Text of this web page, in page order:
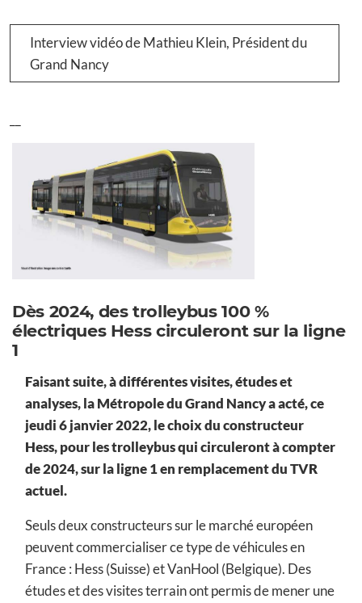
Interview vidéo de Mathieu Klein, Président du
Grand Nancy
Dès 2024, des trolleybus 100 %
électriques Hess circuleront sur la ligne
1
Faisant suite, à différentes visites, études et
analyses, la Métropole du Grand Nancy a acté, ce
jeudi 6 janvier 2022, le choix du constructeur
Hess, pour les trolleybus qui circuleront à compter
de 2024, sur la ligne 1 en remplacement du TVR
actuel.
Seuls deux constructeurs sur le marché européen
peuvent commercialiser ce type de véhicules en
France : Hess (Suisse) et VanHool (Belgique). Des
études et des visites terrain ont permis de mener une